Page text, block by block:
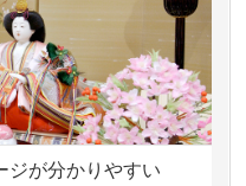
からお申込み
からお申込み
からお申込み
からお申込み
ジが分かりやすい